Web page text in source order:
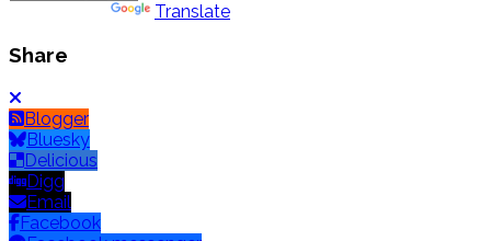
Translate
Share
Blogger
Bluesky
Delicious
Digg
Email
Facebook